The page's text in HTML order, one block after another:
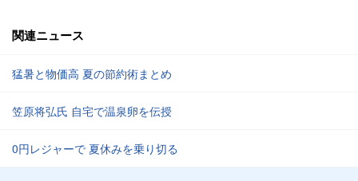
関連ニュース
猛暑と物価高 夏の節約術まとめ
笠原将弘氏 自宅で温泉卵を伝授
0円レジャーで 夏休みを乗り切る